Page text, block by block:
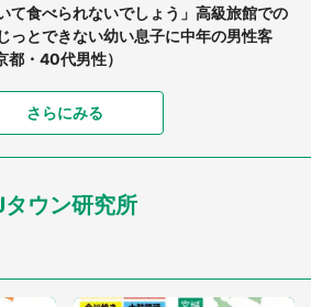
て食べられないでしょう」高級旅館での
っとできない幼い息子に中年の男性客
都・40代男性）
」1歳息子の〝店頭駄々こね〟の内容に1.
く 「お菓子売り場ならまだしも...」「ハ
」
症の私は新幹線で大パニック。隣席の青
さらにみる
ウン研究所